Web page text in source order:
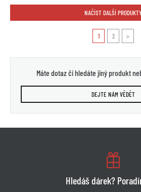
NAČÍST DALŠÍ
1 2 >
Máte dotaz či hledáte jiný produkt
DEJTE NÁM VĚDĚT
Hledáš dárek?